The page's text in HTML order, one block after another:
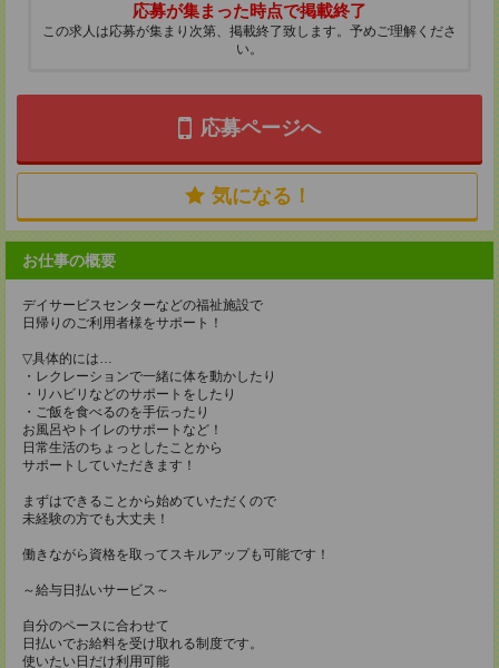
応募が集まった時点で掲載終了
この求人は応募が集まり次第、掲載終了致します。予めご理解くださ
い。
応募ページへ
気になる！
お仕事の概要
デイサービスセンターなどの福祉施設で
日帰りのご利用者様をサポート！
▽具体的には…
・レクレーションで一緒に体を動かしたり
・リハビリなどのサポートをしたり
・ご飯を食べるのを手伝ったり
お風呂やトイレのサポートなど！
日常生活のちょっとしたことから
サポートしていただきます！
まずはできることから始めていただくので
未経験の方でも大丈夫！
働きながら資格を取ってスキルアップも可能です！
～給与日払いサービス～
自分のペースに合わせて
日払いでお給料を受け取れる制度です。
使いたい日だけ利用可能